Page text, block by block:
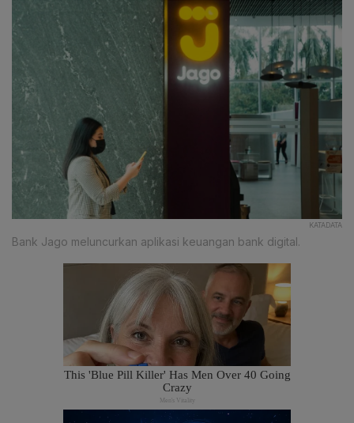
KATADATA
Bank Jago meluncurkan aplikasi keuangan bank digital.